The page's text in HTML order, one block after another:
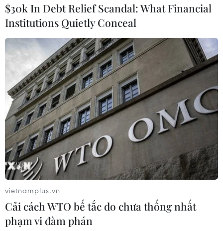
#NPT #thỏa thuận hòa bình Mỹ Iran
#EO biển Hormuz
Iran
Mỹ
Theo dõi VietnamPlus
CHIẾN SỰ MỸ, ISRAEL VỚI IRAN
$30k In Debt Relief Scandal: What Financial
Institutions Quietly Conceal
vietnamplus.vn
Cải cách WTO bế tắc do chưa thống nhất
phạm vi đàm phán